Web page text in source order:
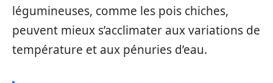
légumineuses, comme les pois chiches,
peuvent mieux s’acclimater aux variations de
température et aux pénuries d’eau.